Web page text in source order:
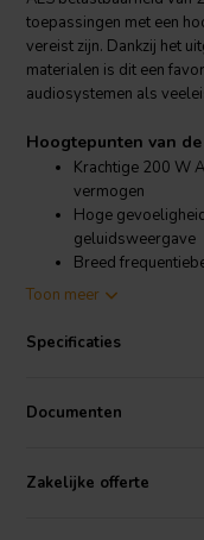
toepassingen met een
vereist zijn. Dankzij het
materialen is dit een
audiosystemen als
Hoogtepunten van de
Krachtige 200 W
vermogen
Hoge
geluidsweergave
Breed
Duurzame
Productdetails
Ontworpen voor
spreekspoel en ferriet
Toon meer
Specificaties
Documenten
Zakelijke offerte